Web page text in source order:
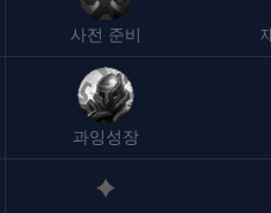
사전 준비
과잉성장